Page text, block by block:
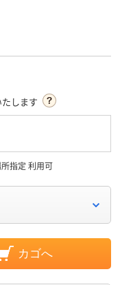
します
指定 利用可
カゴへ